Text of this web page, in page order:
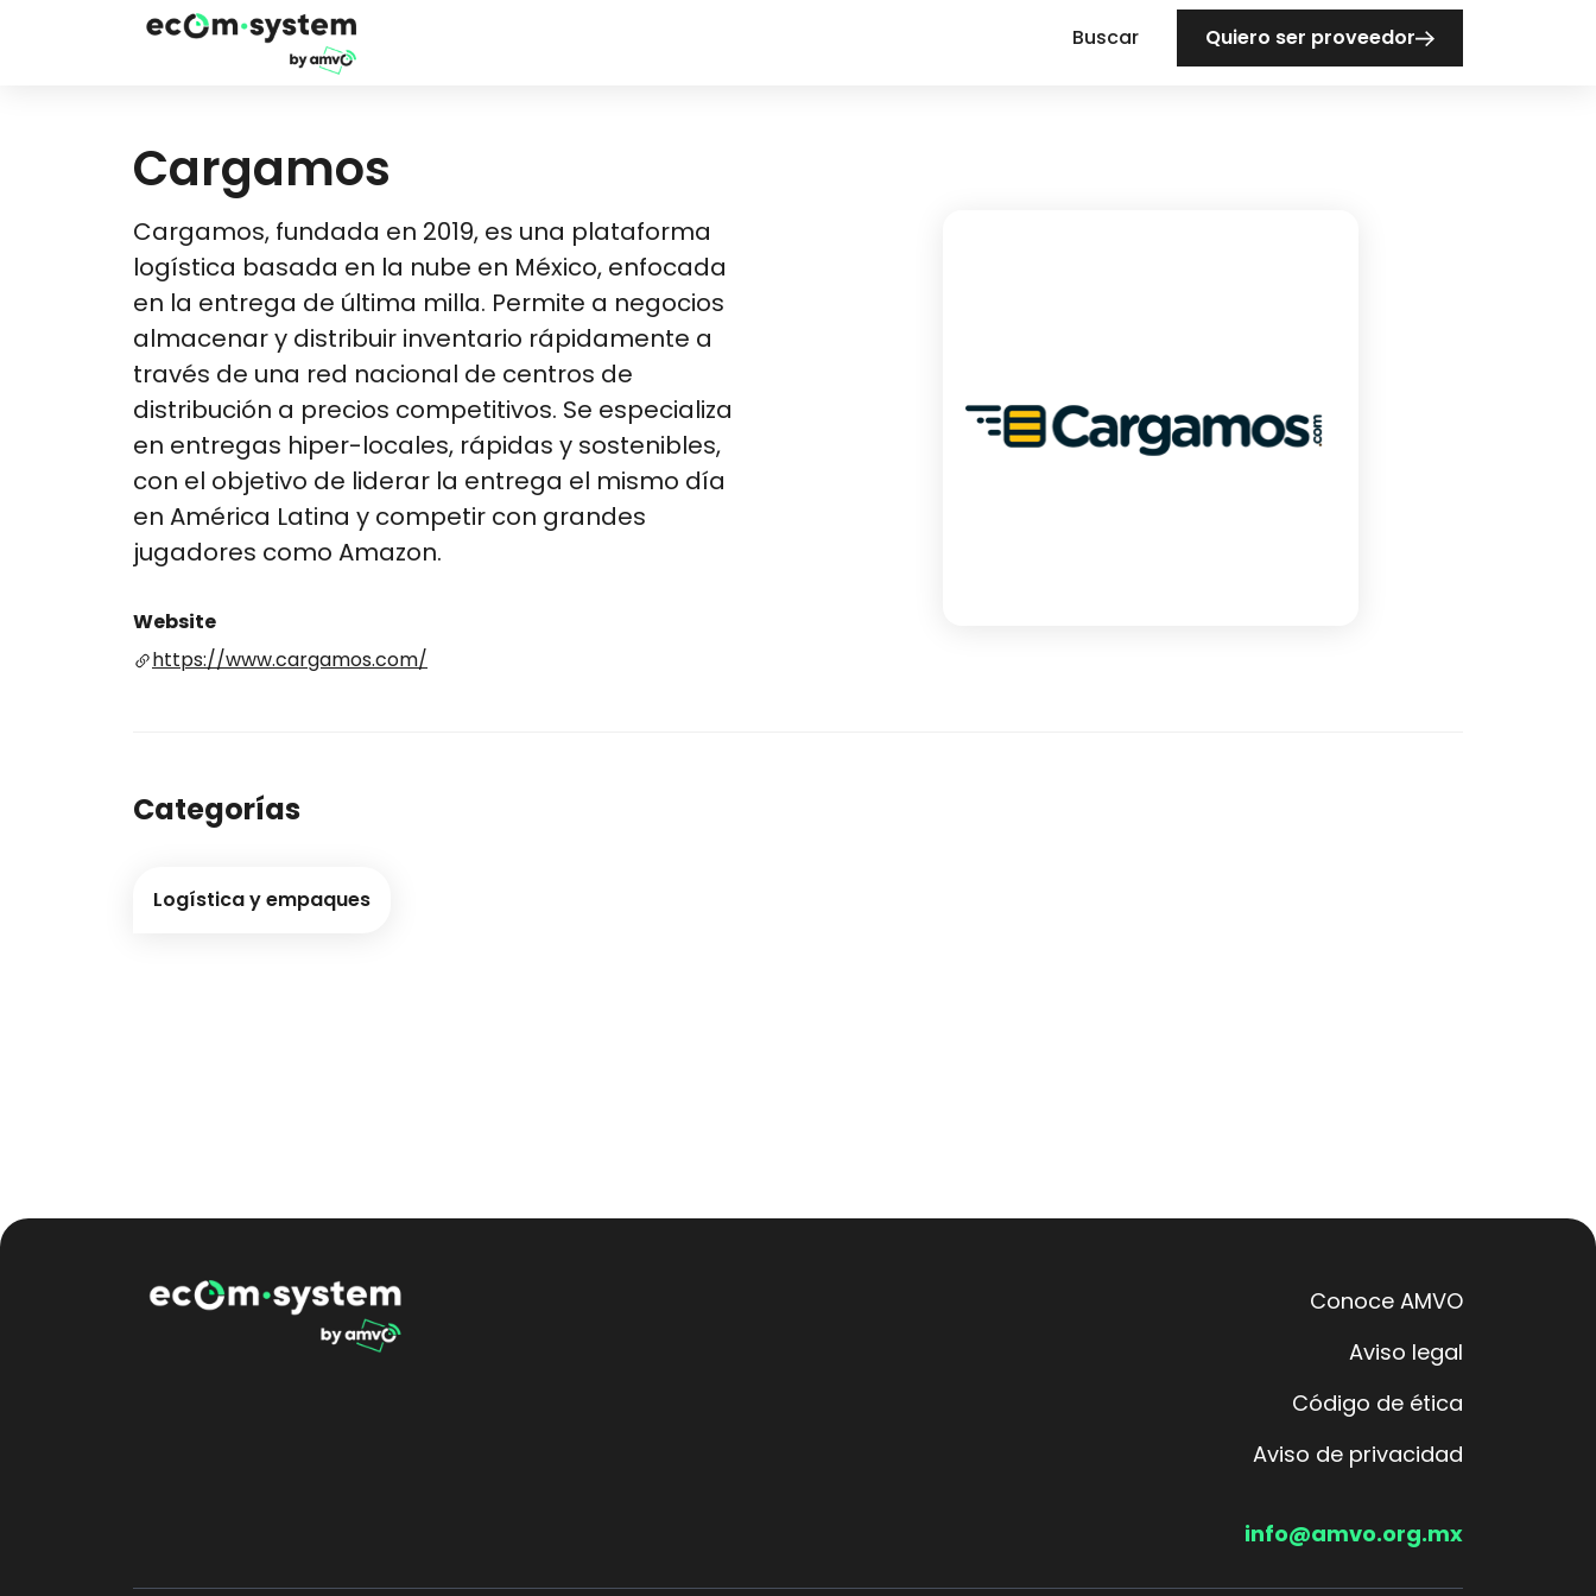
Buscar Quiero ser proveedor
Cargamos
Cargamos, fundada en 2019, es una plataforma
logística basada en la nube en México, enfocada
en la entrega de última milla. Permite a negocios
almacenar y distribuir inventario rápidamente a
través de una red nacional de centros de
distribución a precios competitivos. Se especializa
en entregas hiper-locales, rápidas y sostenibles,
con el objetivo de liderar la entrega el mismo día
en América Latina y competir con grandes
jugadores como Amazon​​​​​​.
Website
https://www.cargamos.com/
Categorías
Logística y empaques
Conoce AMVO
Aviso legal
Código de ética
Aviso de privacidad
info@amvo.org.mx